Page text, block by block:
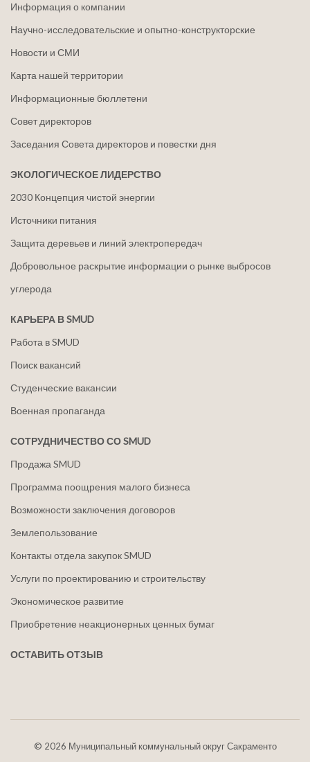
Информация о компании
Научно-исследовательские и опытно-конструкторские
Новости и СМИ
Карта нашей территории
Информационные бюллетени
Совет директоров
Заседания Совета директоров и повестки дня
ЭКОЛОГИЧЕСКОЕ ЛИДЕРСТВО
2030 Концепция чистой энергии
Источники питания
Защита деревьев и линий электропередач
Добровольное раскрытие информации о рынке выбросов
углерода
КАРЬЕРА В SMUD
Работа в SMUD
Поиск вакансий
Студенческие вакансии
Военная пропаганда
СОТРУДНИЧЕСТВО СО SMUD
Продажа SMUD
Программа поощрения малого бизнеса
Возможности заключения договоров
Землепользование
Контакты отдела закупок SMUD
Услуги по проектированию и строительству
Экономическое развитие
Приобретение неакционерных ценных бумаг
ОСТАВИТЬ ОТЗЫВ
© 2026 Муниципальный коммунальный округ Сакраменто